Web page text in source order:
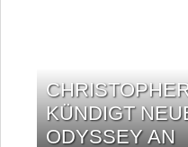
KÜNDIGT
ODYSSEY AN